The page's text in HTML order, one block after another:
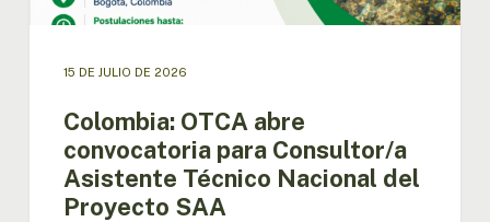
SAA
15 DE JULIO DE 2026
Colombia: OTCA abre
convocatoria para Consultor/a
Asistente Técnico Nacional del
Proyecto SAA